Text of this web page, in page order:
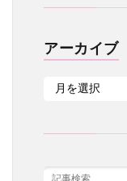
アーカイブ